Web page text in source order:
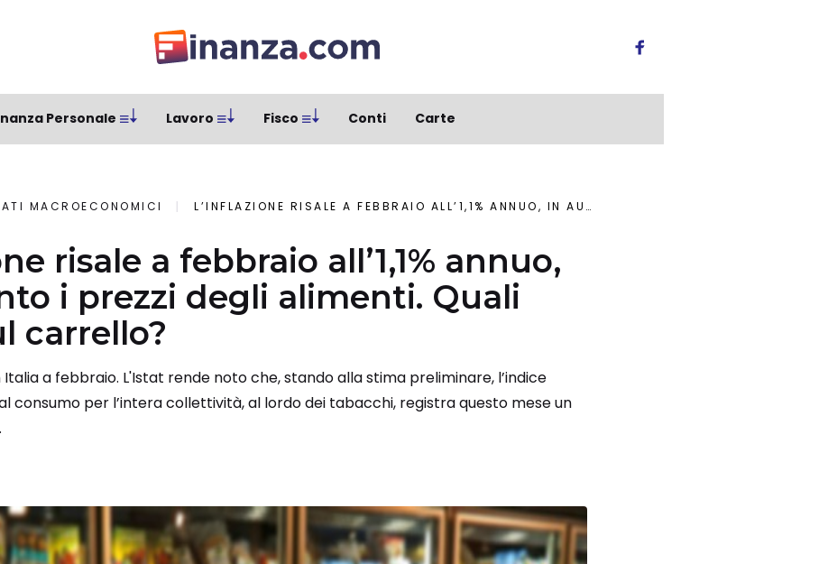
Personale Lavoro Fisco Conti Carte
MACROECONOMICI L’INFLAZIONE RISALE A FEBBRAIO ALL’1,1% ANNUO, IN AUMENTO I PREZZI DEGLI ALIMENTI. QUALI EFFETTI SUL CARRELLO?
risale a febbraio all’1,1% annuo,
i prezzi degli alimenti. Quali
carrello?
a febbraio. L'Istat rende noto che, stando alla stima preliminare, l’indice
consumo per l’intera collettività, al lordo dei tabacchi, registra questo mese un